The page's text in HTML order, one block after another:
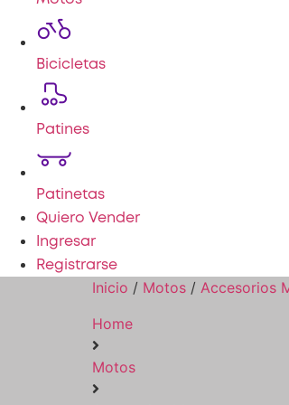
Bicicletas
Patines
Patinetas
Quiero Vender
Ingresar
Registrarse
Inicio / Motos / Accesorios
Home
Motos